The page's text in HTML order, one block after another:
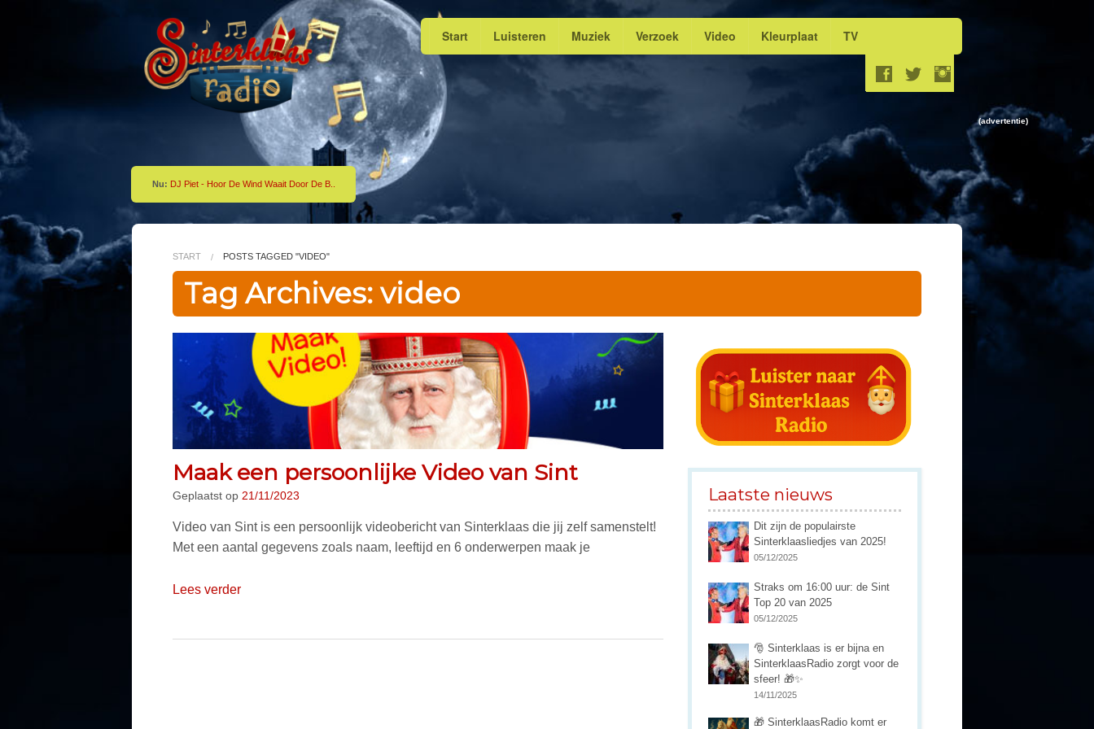
Start Luisteren Muziek Verzoek Video Kleurplaat TV
Nu: DJ Piet - Hoor De Wind Waait Door De B..
(advertentie)
START POSTS TAGGED "VIDEO"
Tag Archives: video
Maak een persoonlijke Video van Sint
Geplaatst op 21/11/2023
Video van Sint is een persoonlijk videobericht van Sinterklaas die jij zelf samenstelt!
Met een aantal gegevens zoals naam, leeftijd en 6 onderwerpen maak je
Lees verder
Laatste nieuws
Dit zijn de populairste
Sinterklaasliedjes van 2025!
05/12/2025
Straks om 16:00 uur: de Sint
Top 20 van 2025
05/12/2025
🎅 Sinterklaas is er bijna en
SinterklaasRadio zorgt voor de
sfeer! 🎁✨
14/11/2025
🎁 SinterklaasRadio komt er